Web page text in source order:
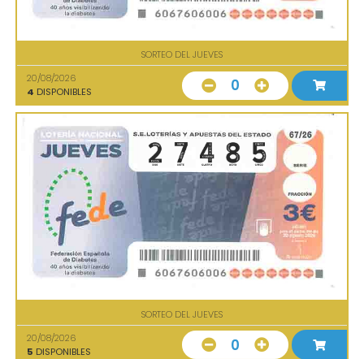
SORTEO DEL JUEVES
20/08/2026
4 DISPONIBLES 0
SORTEO DEL JUEVES
20/08/2026
5 DISPONIBLES 0